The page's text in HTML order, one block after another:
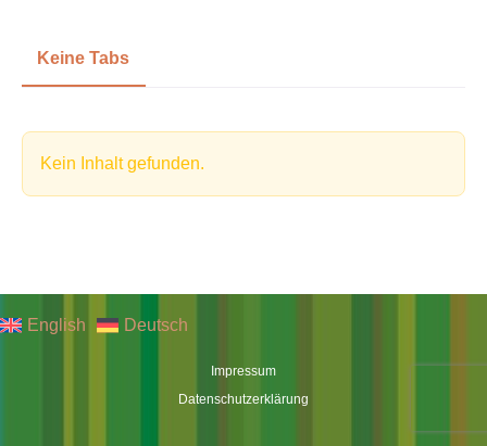
Keine Tabs
Kein Inhalt gefunden.
English Deutsch
Impressum
Datenschutzerklärung